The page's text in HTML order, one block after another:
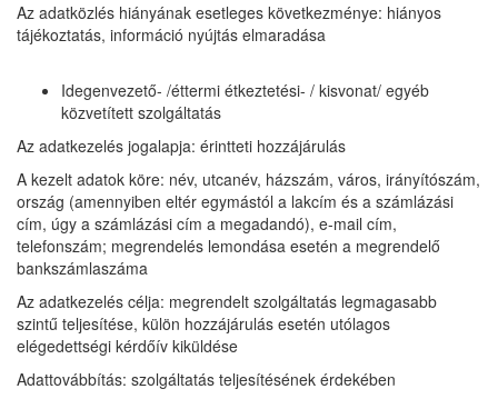
Az adatközlés hiányának esetleges következménye: hiányos
tájékoztatás, információ nyújtás elmaradása
Idegenvezető- /éttermi étkeztetési- / kisvonat/ egyéb
közvetített szolgáltatás
Az adatkezelés jogalapja: érintteti hozzájárulás
A kezelt adatok köre: név, utcanév, házszám, város, irányítószám,
ország (amennyiben eltér egymástól a lakcím és a számlázási
cím, úgy a számlázási cím a megadandó), e-mail cím,
telefonszám; megrendelés lemondása esetén a megrendelő
bankszámlaszáma
Az adatkezelés célja: megrendelt szolgáltatás legmagasabb
szintű teljesítése, külön hozzájárulás esetén utólagos
elégedettségi kérdőív kiküldése
Adattovábbítás: szolgáltatás teljesítésének érdekében